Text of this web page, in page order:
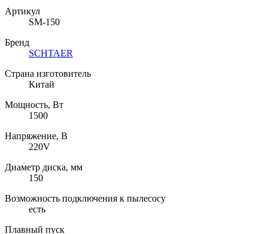
Артикул
SM-150
Бренд
SCHTAER
Страна изготовитель
Китай
Мощность, Вт
1500
Напряжение, В
220V
Диаметр диска, мм
150
Возможность подключения к пылесосу
есть
Плавный пуск